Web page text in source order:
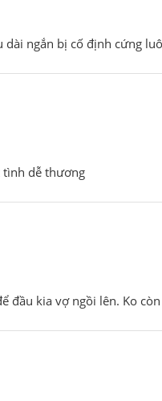
ngắn bị cố định cứng
tình dễ thương
đầu kia vợ ngồi lên. Ko